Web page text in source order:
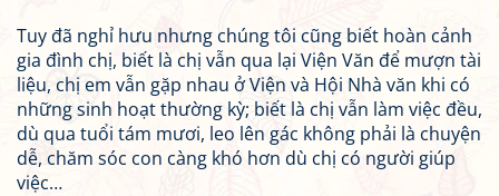
Tuy đã nghỉ hưu nhưng chúng tôi cũng biết hoàn cảnh
gia đình chị, biết là chị vẫn qua lại Viện Văn để mượn tài
liệu, chị em vẫn gặp nhau ở Viện và Hội Nhà văn khi có
những sinh hoạt thường kỳ; biết là chị vẫn làm việc đều,
dù qua tuổi tám mươi, leo lên gác không phải là chuyện
dễ, chăm sóc con càng khó hơn dù chị có người giúp
việc…